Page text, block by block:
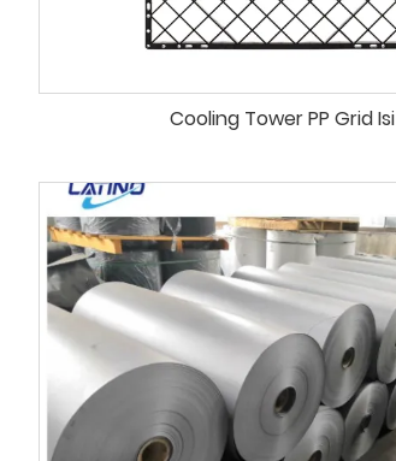
Cooling Tower PP Grid Isi